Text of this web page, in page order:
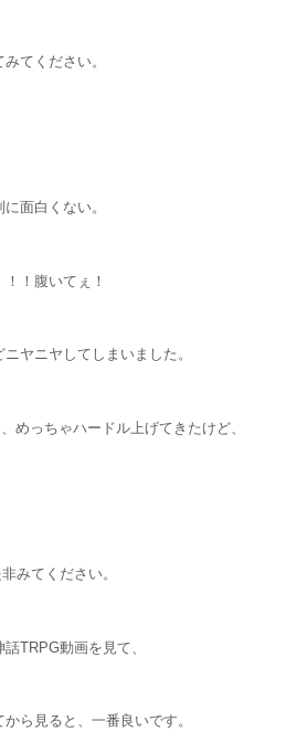
てください。
面白くない。
！腹いてぇ！
ヤニヤしてしまいました。
めっちゃハードル上げてきたけど、
みてください。
TRPG動画を見て、
ら見ると、一番良いです。